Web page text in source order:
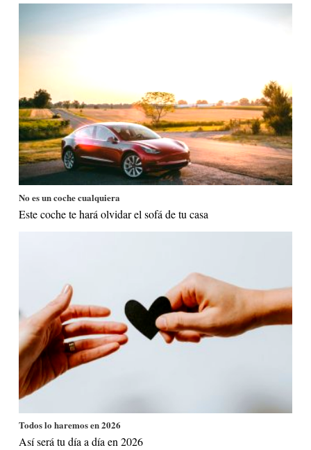
No es un coche cualquiera
Este coche te hará olvidar el sofá de tu casa
Todos lo haremos en 2026
Así será tu día a día en 2026